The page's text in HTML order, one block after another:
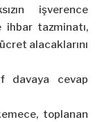
işverence
tazminatı,
alacaklarını
davaya cevap
toplanan